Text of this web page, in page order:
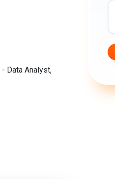
Data Analyst,
webinar 𝐌𝐂𝐈